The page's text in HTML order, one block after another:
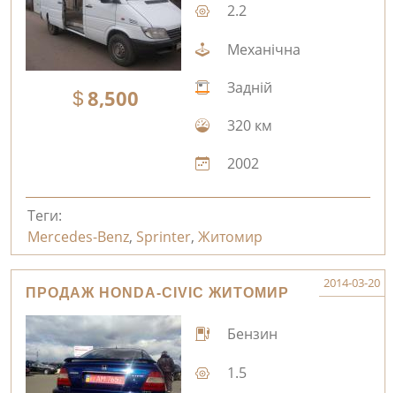
8,500
2.2
Механічна
Задній
320 км
2002
Теги:
Mercedes-Benz, Sprinter, Житомир
ПРОДАЖ HONDA-CIVIC ЖИТОМИР
2014-03-20
Бензин
1.5